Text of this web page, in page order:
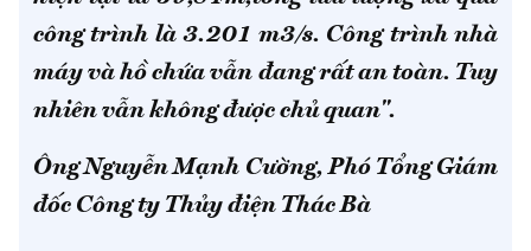
công trình là 3.201 m3/s. Công trình nhà
máy và hồ chứa vẫn đang rất an toàn. Tuy
nhiên vẫn không được chủ quan".
Ông Nguyễn Mạnh Cường, Phó Tổng Giám
đốc Công ty Thủy điện Thác Bà